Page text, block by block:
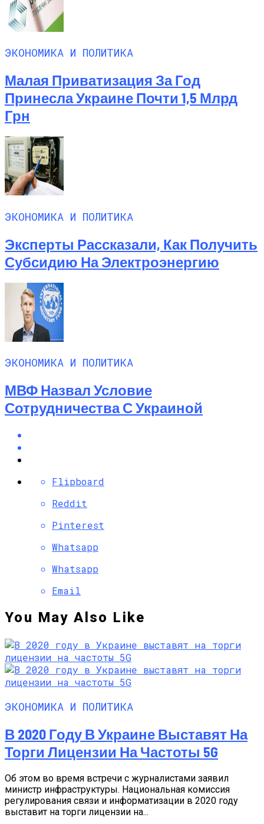
ЭКОНОМИКА И ПОЛИТИКА
Малая Приватизация За Год
Принесла Украине Почти 1,5 Млрд
Грн
ЭКОНОМИКА И ПОЛИТИКА
Эксперты Рассказали, Как Получить
Субсидию На Электроэнергию
ЭКОНОМИКА И ПОЛИТИКА
МВФ Назвал Условие
Сотрудничества С Украиной
Flipboard
Reddit
Pinterest
Whatsapp
Whatsapp
Email
You May Also Like
ЭКОНОМИКА И ПОЛИТИКА
В 2020 Году В Украине Выставят На
Торги Лицензии На Частоты 5G
Об этом во время встречи с журналистами заявил
министр инфраструктуры. Национальная комиссия
регулирования связи и информатизации в 2020 году
выставит на торги лицензии на...